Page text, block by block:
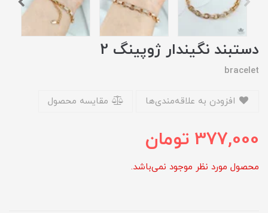
دستبند نگیندار ژوپینگ 2
bracelet
مقایسه محصول
377,000 تومان
محصول مورد نظر موجود نمی‌باشد.